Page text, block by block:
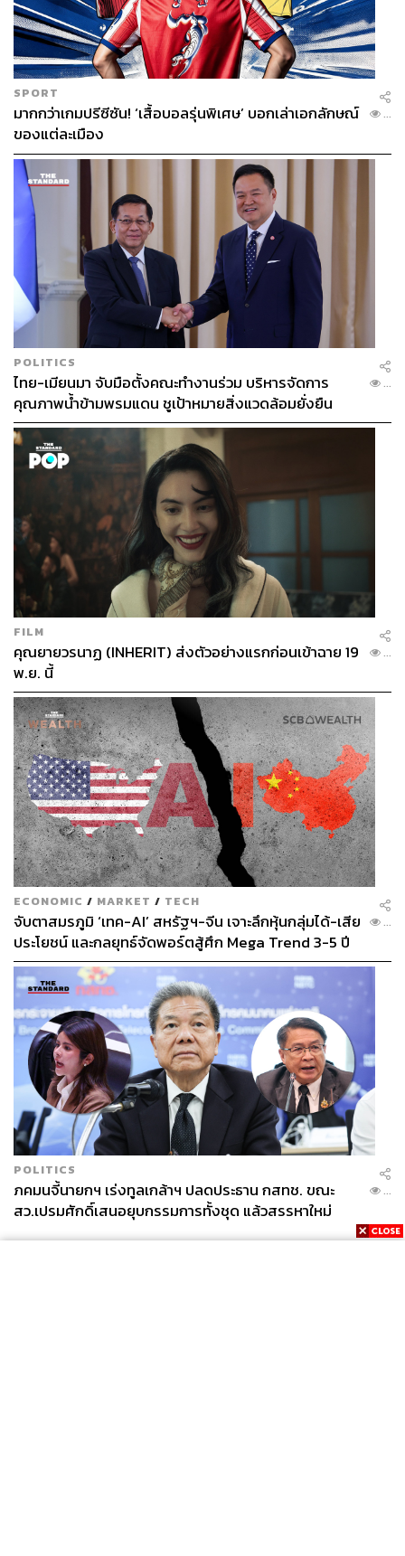
SPORT
มากกว่าเกมปรีซีซัน! ‘เสื้อบอลรุ่นพิเศษ’ บอกเล่าเอกลักษณ์
ของแต่ละเมือง
...
POLITICS
ไทย-เมียนมา จับมือตั้งคณะทำงานร่วม บริหารจัดการ
คุณภาพน้ำข้ามพรมแดน ชูเป้าหมายสิ่งแวดล้อมยั่งยืน
...
FILM
คุณยายวรนาฏ (INHERIT) ส่งตัวอย่างแรกก่อนเข้าฉาย 19
พ.ย. นี้
...
ECONOMIC / MARKET / TECH
จับตาสมรภูมิ ‘เทค-AI’ สหรัฐฯ-จีน เจาะลึกหุ้นกลุ่มได้-เสีย
ประโยชน์ และกลยุทธ์จัดพอร์ตสู้ศึก Mega Trend 3-5 ปี
ข้างหน้า
...
POLITICS
ภคมนจี้นายกฯ เร่งทูลเกล้าฯ ปลดประธาน กสทช. ขณะ
สว.เปรมศักดิ์เสนอยุบกรรมการทั้งชุด แล้วสรรหาใหม่
...